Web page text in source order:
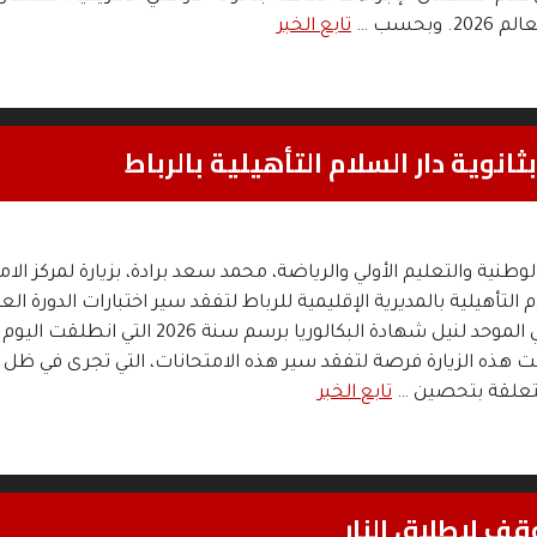
…
تابع الخبر
دار السلام التأهيلية بالرباط
الوطنية والتعليم الأولي والرياضة، محمد سعد برادة، بزيارة لمركز
التأهيلية بالمديرية الإقليمية للرباط لتفقد سير اختبارات الدورة
للامتحان الوطني الموحد لنيل شهادة البكالوريا برسم سنة 2026 التي انطلقت اليوم
الزيارة فرصة لتفقد سير هذه الامتحانات، التي تجرى في
بتحصين … تابع الخبر